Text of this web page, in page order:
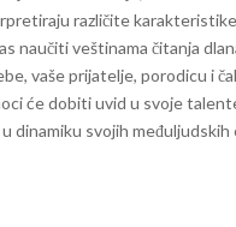
različite
naučiti veštinama čitanja
vaše prijatelje, porodicu i
će dobiti uvid u svoje
dinamiku svojih međuljudskih